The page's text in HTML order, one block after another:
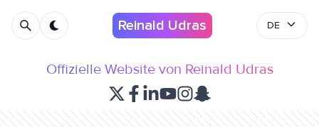
Reinald Udras DE
Offizielle Website von Reinald Udras